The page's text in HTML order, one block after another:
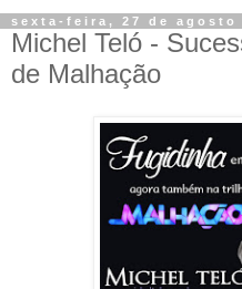
sexta-feira, 27 de agosto
Michel Teló -